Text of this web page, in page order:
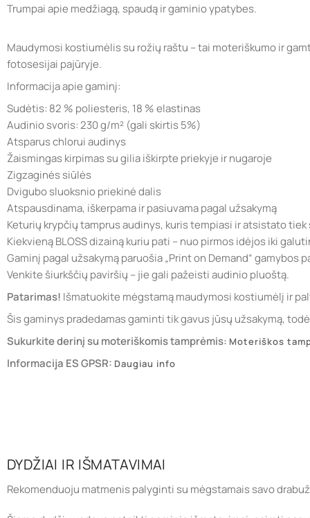
Trumpai apie medžiagą, spaudą ir gaminio ypatybes.
Maudymosi kostiumėlis su rožių raštu – tai moteriškumo ir
fotosesijai pajūryje.
Informacija apie gaminį:
Sudėtis: 82 % poliesteris, 18 % elastinas
Audinio svoris: 230 g/m² (gali skirtis 5%)
Atsparus chlorui audinys
Žaismingas kirpimas su gilia iškirpte priekyje ir nugaroje
Zigzaginės siūlės
Dvigubo sluoksnio priekinė dalis
Atspausdinama, iškerpama ir pasiuvama pagal užsakymą
Keturių krypčių tamprus audinys, kuris tempiasi ir atsistato
Kiekvieną BLOSS dizainą kuriu pati – nuo pirmos idėjos iki
Gaminį pagal užsakymą paruošia „Print on Demand“ gamybos
Venkite šiurkščių paviršių – jie gali pažeisti audinio pluoštą.
Patarimas! Išmatuokite mėgstamą maudymosi kostiumėlį ir
Šis gaminys pradedamas gaminti tik gavus jūsų užsakymą,
Sukurkite derinį su moteriškomis tamprėmis: Moteriškos
Informacija ES GPSR: Daugiau info
DYDŽIAI IR IŠMATAVIMAI
Rekomenduoju matmenis palyginti su mėgstamais savo